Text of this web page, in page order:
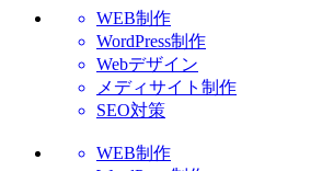
WEB制作
WordPress制作
Webデザイン
メディサイト制作
SEO対策
WEB制作